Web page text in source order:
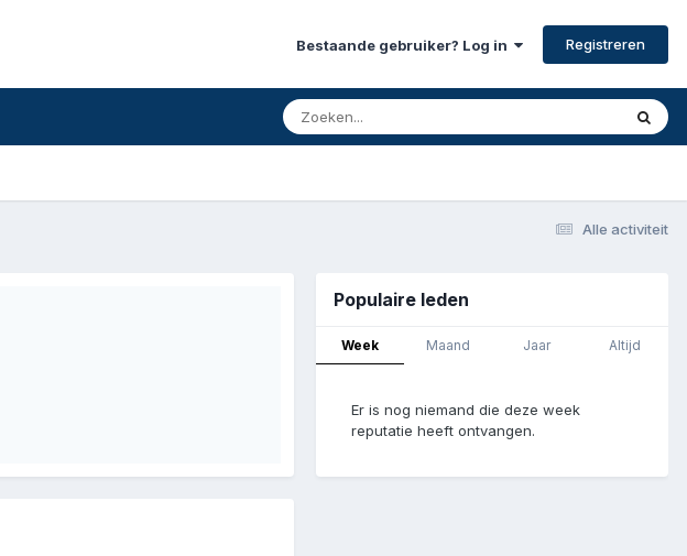
Bestaande gebruiker? Log in Registreren
Alle activiteit
Populaire leden
Week Maand Jaar Altijd
Er is nog niemand die deze week
reputatie heeft ontvangen.